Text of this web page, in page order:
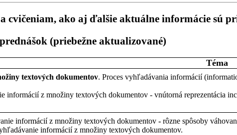
cvičeniam, ako aj ďalšie aktuálne informácie sú
(priebežne aktualizované)
Téma
textových dokumentov.Proces vyhľadávania informácií
informáciízmnožiny textových dokumentov -vnútorná reprezentácia
informáciízmnožiny textových dokumentov -rôzne spôsoby
informáciízmnožiny textových dokumentov.